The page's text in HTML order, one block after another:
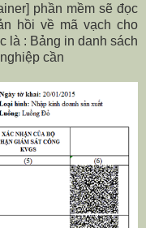
phần mềm sẽ đọc
hồi về mã vạch cho
là : Bảng in danh sách
cần